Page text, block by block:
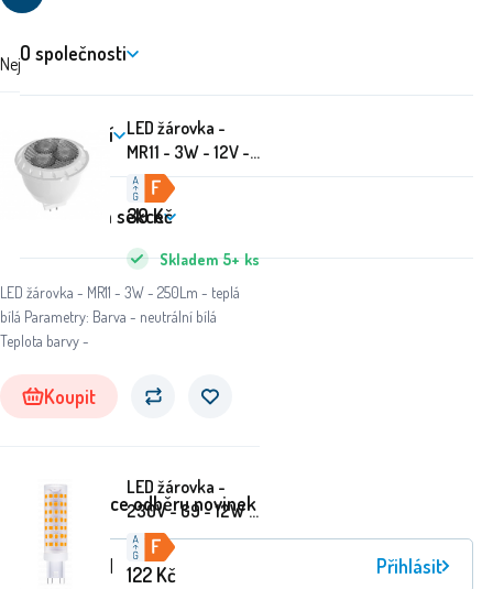
NejdražšíNejlevnější Doporučujeme
LED žárovka -
MR11 - 3W - 12V -
250Lm - teplá bílá
LED žárovka - MR11 - 3W - 250Lm - teplá
bílá Parametry: Barva - neutrální bílá
Teplota barvy -
Skladem 5+ ks
39Kč
Koupit
LED žárovka -
230V - G9 - 12W -
1020Lm - teplá
bílá - 3000K
122 Kč
O společnosti
Nakupování
Zákaznická sekce
Registrace odběru novinek
Přihlásit